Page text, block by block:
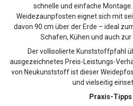
schnelle und einfache
Weidezaunpfosten eignet sich mit
davon 90 cm über der Erde – ideal
Schafen, Kühen und auch zur
Der vollisolierte Kunststoffpfahl
ausgezeichnetes Preis-Leistungs-
von Neukunststoff ist dieser
und vielseitig
Praxis-Tipps